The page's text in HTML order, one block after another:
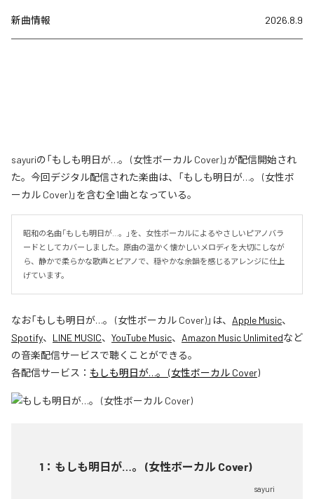
新曲情報 2026.8.9
sayuriの「もしも明日が…。 (女性ボーカル Cover)」が配信開始され
た。今回デジタル配信された楽曲は、「もしも明日が…。 (女性ボ
ーカル Cover)」を含む全1曲となっている。
昭和の名曲「もしも明日が…。」を、女性ボーカルによるやさしいピアノバラ
ードとしてカバーしました。原曲の温かく懐かしいメロディを大切にしなが
ら、静かで柔らかな歌声とピアノで、穏やかな余韻を感じるアレンジに仕上
げています。
なお「もしも明日が…。 (女性ボーカル Cover)」は、 Apple Music、
Spotify、 LINE MUSIC、 YouTube Music、 Amazon Music Unlimitedなど
の音楽配信サービスで聴くことができる。
各配信サービス： もしも明日が…。 (女性ボーカル Cover)
1 ： もしも明日が…。 (女性ボーカル Cover)
sayuri